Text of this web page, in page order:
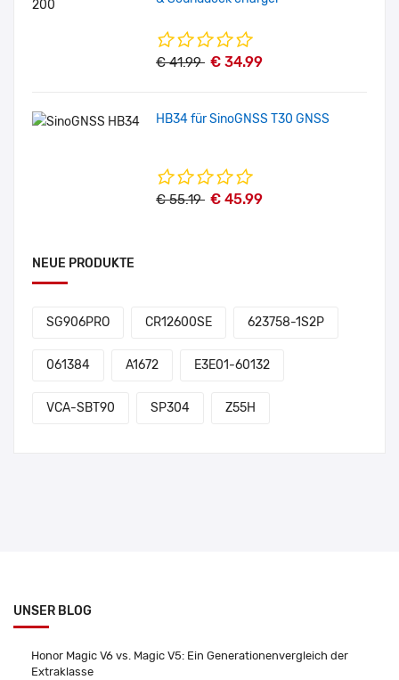
€ 41.99 € 34.99
HB34 für SinoGNSS T30 GNSS
€ 55.19 € 45.99
NEUE PRODUKTE
SG906PRO CR12600SE 623758-1S2P
061384 A1672 E3E01-60132
VCA-SBT90 SP304 Z55H
UNSER BLOG
Honor Magic V6 vs. Magic V5: Ein Generationenvergleich der
Extraklasse